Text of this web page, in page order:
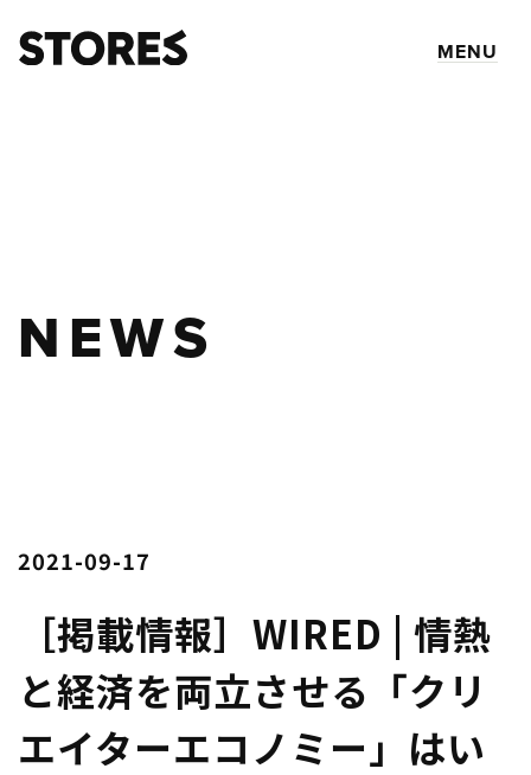
MENU
NEWS
2021-09-17
［掲載情報］WIRED | 情熱
と経済を両立させる「クリ
エイターエコノミー」はい